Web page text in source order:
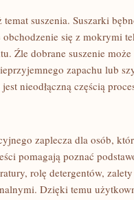
suszenia. Suszarki
obchodzenie się z mokrymi
Źle dobrane suszenie
zapachu lub
nieodłączną częścią
zaplecza dla osób,
pomagają poznać
rolę detergentów,
Dzięki temu